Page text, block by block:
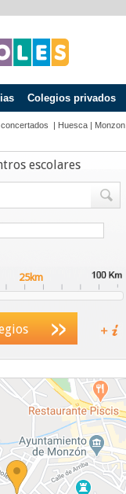
Colegios privados
| Huesca | Monzon
escolares